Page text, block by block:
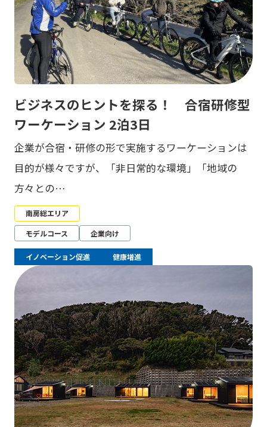
ビジネスのヒントを探る！ 合宿研修型
ワーケーション 2泊3日
企業が合宿・研修の形で実施するワーケーションは
目的が様々ですが、「非日常的な環境」「地域の
方々との…
南房総エリア
モデルコース
企業向け
イノベーション促進 健康増進